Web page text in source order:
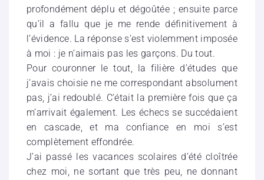
profondément déplu et dégoûtée ; ensuite parce
qu’il a fallu que je me rende définitivement à
l’évidence. La réponse s’est violemment imposée
à moi : je n’aimais pas les garçons. Du tout.
Pour couronner le tout, la filière d’études que
j’avais choisie ne me correspondant absolument
pas, j’ai redoublé. C’était la première fois que ça
m’arrivait également. Les échecs se succédaient
en cascade, et ma confiance en moi s’est
complètement effondrée.
J’ai passé les vacances scolaires d’été cloîtrée
chez moi, ne sortant que très peu, ne donnant